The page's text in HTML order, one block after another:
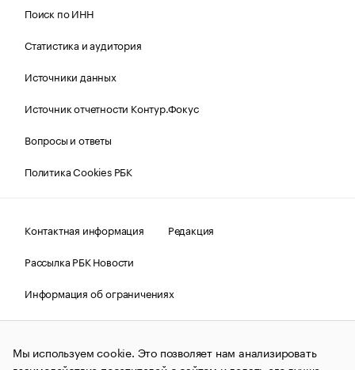
Поиск по ИНН
Статистика и аудитория
Источники данных
Источник отчетности Контур.Фокус
Вопросы и ответы
Политика Cookies РБК
Контактная информация
Редакция
Рассылка РБК Новости
Информация об ограничениях
Правовая информация
О соблюдении авторских прав
© АО «РОСБИЗНЕСКОНСАЛТИНГ»,1995–2026.Сообщения
и материалы информационного агентства «РБК»
Мы используем cookie. Это позволяет нам анализировать